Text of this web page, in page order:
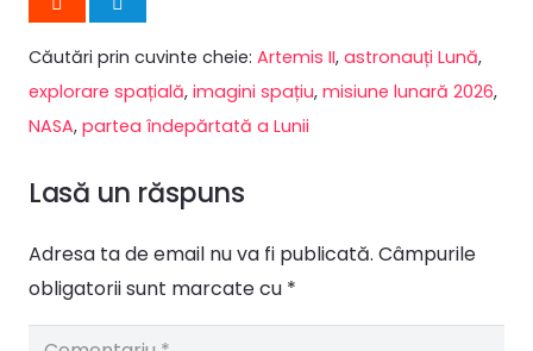
Căutări prin cuvinte cheie: Artemis II, astronauți Lună,
explorare spațială, imagini spațiu, misiune lunară 2026,
NASA, partea îndepărtată a Lunii
Lasă un răspuns
Adresa ta de email nu va fi publicată. Câmpurile
obligatorii sunt marcate cu *